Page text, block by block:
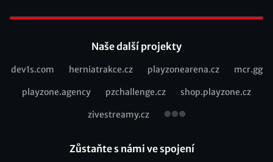
Naše další projekty
Recommended
dev1s.com herniatrakce.cz playzonearena.cz mcr.gg
playzone.agency pzchallenge.cz shop.playzone.cz
zivestreamy.cz
Zůstaňte s námi ve spojení